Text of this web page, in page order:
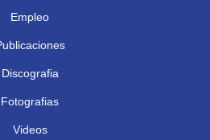
Empleo
Discografia
Fotografias
Videos